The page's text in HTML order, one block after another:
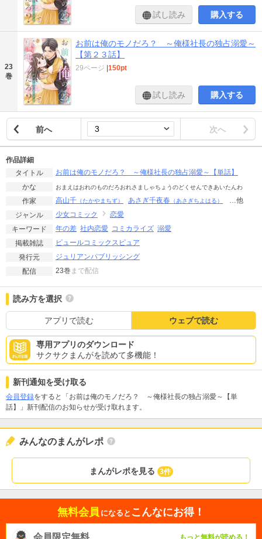
試し読み 購入する
23
巻
お前は俺のモノだろ？ ～俺様社長の独占溺愛～
【第２３話】
29ページ |150pt
試し読み 購入する
前へ 次へ
作品詳細
タイトル
お前は俺のモノだろ？ ～俺様社長の独占溺愛～【単話】
かな
おまえはおれのものだろおれさましゃちょうのどくせんできあいたんわ
作家 高山千 （たかやまちず） あさぎ千夜春 （あさぎちよはる）
…他
ジャンル
少女コミック
恋愛
キーワード
年の差 社内恋愛 コミカライズ 溺愛
掲載雑誌
ピュールコミックスピュア
発行元
ジュリアンパブリッシング
配信
23巻 まで配信
読み方を選択
アプリで読む ウェブで読む
専用アプリのダウンロード
サクサクまんがを読めて多機能！
新刊通知を受け取る
会員登録をすると「お前は俺のモノだろ？ ～俺様社長の独占溺愛～【単
話】」新刊配信のお知らせが受け取れます。
みんなのまんがレポ
まんがレポを見る 3件
無料会員 になると こんなにお得！
会員限定無料 もっと無料が読める！